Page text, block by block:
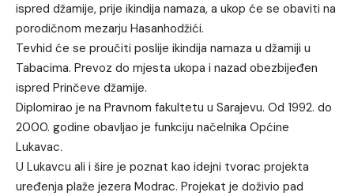
ispred džamije, prije ikindija namaza, a ukop će se obaviti na
porodičnom mezarju Hasanhodžići.
Tevhid će se proučiti poslije ikindija namaza u džamiji u
Tabacima. Prevoz do mjesta ukopa i nazad obezbijeđen
ispred Prinčeve džamije.
Diplomirao je na Pravnom fakultetu u Sarajevu. Od 1992. do
2000. godine obavljao je funkciju načelnika Općine
Lukavac.
U Lukavcu ali i šire je poznat kao idejni tvorac projekta
uređenja plaže jezera Modrac. Projekat je doživio pad